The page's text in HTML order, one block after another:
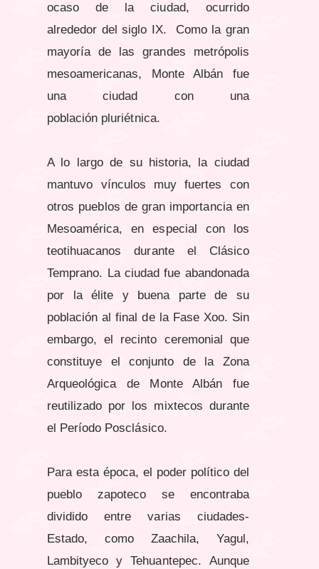
ocaso de la ciudad, ocurrido
alrededor del siglo IX. Como la gran
mayoría de las grandes metrópolis
mesoamericanas, Monte Albán fue
una ciudad con una
población pluriétnica.
A lo largo de su historia, la ciudad
mantuvo vínculos muy fuertes con
otros pueblos de gran importancia en
Mesoamérica, en especial con los
teotihuacanos durante el Clásico
Temprano. La ciudad fue abandonada
por laélite y buena parte de su
población al final de la Fase Xoo. Sin
embargo, el recinto ceremonial que
constituye elconjunto de la Zona
Arqueológica de Monte Albán fue
reutilizado por los mixtecos durante
el Período Posclásico.
Para esta época, el poder político del
pueblo zapoteco se encontraba
dividido entre varias ciudades-
Estado, como Zaachila, Yagul,
Lambityeco y Tehuantepec. Aunque